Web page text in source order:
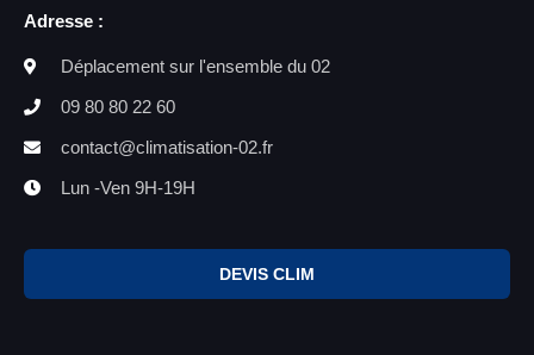
Adresse :
Déplacement sur l'ensemble du 02
09 80 80 22 60
contact@climatisation-02.fr
Lun -Ven 9H-19H
DEVIS CLIM